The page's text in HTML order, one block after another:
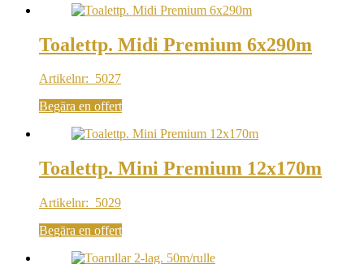
Toalettp. Midi Premium 6x290m
Artikelnr: 5027
Begära en offert
Toalettp. Mini Premium 12x170m
Artikelnr: 5029
Begära en offert